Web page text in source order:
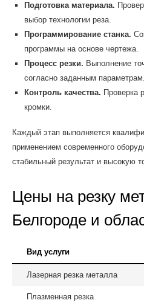
Подготовка материала.
выбор технологии реза.
Программирование станка.
программы на основе чертежа.
Процесс резки. Выполнение
согласно заданным параметрам.
Контроль качества. Проверка
кромки.
Каждый этап выполняется
применением современного
стабильный результат и высокую
Цены на резку
Белгороде и
Вид услуги
Лазерная резка металла
Плазменная резка